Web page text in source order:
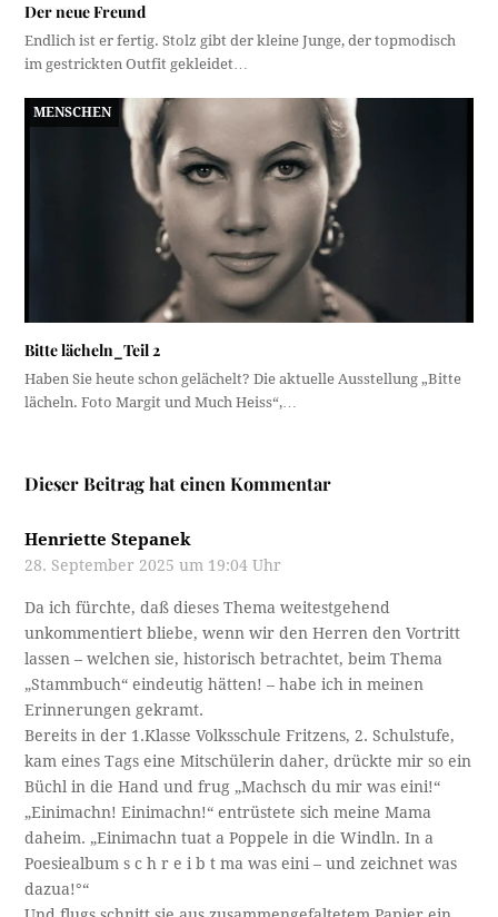
Der neue Freund
Endlich ist er fertig. Stolz gibt der kleine Junge, der topmodisch
im gestrickten Outfit gekleidet…
MENSCHEN
Bitte lächeln_Teil 2
Haben Sie heute schon gelächelt? Die aktuelle Ausstellung „Bitte
lächeln. Foto Margit und Much Heiss“,…
Dieser Beitrag hat einen Kommentar
Henriette Stepanek
28. September 2025 um 19:04 Uhr
Da ich fürchte, daß dieses Thema weitestgehend
unkommentiert bliebe, wenn wir den Herren den Vortritt
lassen – welchen sie, historisch betrachtet, beim Thema
„Stammbuch“ eindeutig hätten! – habe ich in meinen
Erinnerungen gekramt.
Bereits in der 1.Klasse Volksschule Fritzens, 2. Schulstufe,
kam eines Tags eine Mitschülerin daher, drückte mir so ein
Büchl in die Hand und frug „Machsch du mir was eini!“
„Einimachn! Einimachn!“ entrüstete sich meine Mama
daheim. „Einimachn tuat a Poppele in die Windln. In a
Poesiealbum s c h r e i b t ma was eini – und zeichnet was
dazua!°“